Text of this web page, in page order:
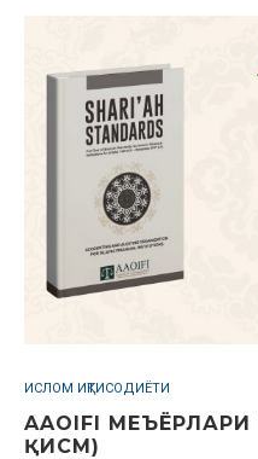
ИСЛОМ ИҚТИСОДИЁТИ
AAOIFI
ҚИСМ)